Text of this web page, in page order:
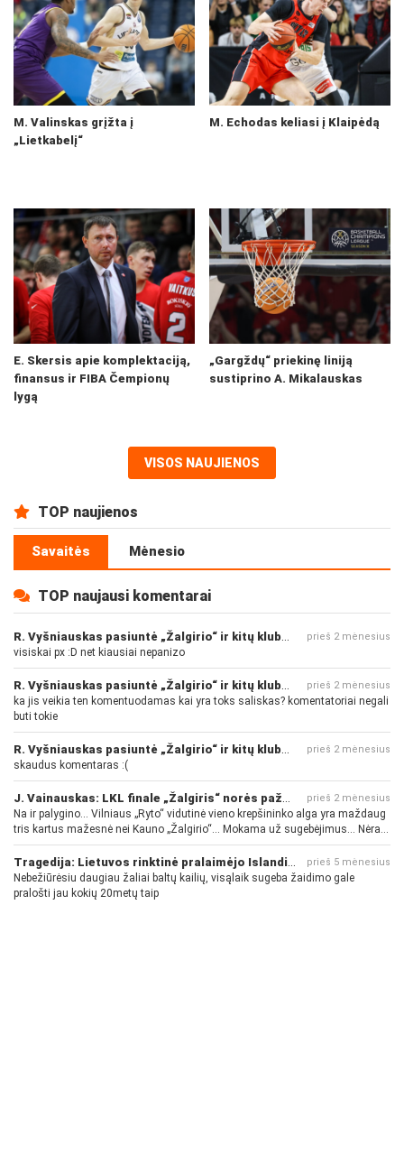
M. Valinskas grįžta į
„Lietkabelį“
M. Echodas keliasi į Klaipėdą
E. Skersis apie komplektaciją,
finansus ir FIBA Čempionų
lygą
„Gargždų“ priekinę liniją
sustiprino A. Mikalauskas
VISOS NAUJIENOS
TOP naujienos
Savaitės Mėnesio
TOP naujausi komentarai
R. Vyšniauskas pasiuntė „Žalgirio“ ir kitų klubų fanus prieš 2 mėnesius
visiskai px :D net kiausiai nepanizo
R. Vyšniauskas pasiuntė „Žalgirio“ ir kitų klubų fanus prieš 2 mėnesius
ka jis veikia ten komentuodamas kai yra toks saliskas? komentatoriai negali
buti tokie
R. Vyšniauskas pasiuntė „Žalgirio“ ir kitų klubų fanus prieš 2 mėnesius
skaudus komentaras :(
J. Vainauskas: LKL finale „Žalgiris“ norės pažeminti „Rytą“ prieš 2 mėnesius
Na ir palygino... Vilniaus „Ryto“ vidutinė vieno krepšininko alga yra maždaug
tris kartus mažesnė nei Kauno „Žalgirio“... Mokama už sugebėjimus... Nėra
pinigų - nėra gerų žaidėjų...
Tragedija: Lietuvos rinktinė pralaimėjo Islandijai prieš 5 mėnesius
Nebežiūrėsiu daugiau žaliai baltų kailių, visąlaik sugeba žaidimo gale
pralošti jau kokių 20metų taip